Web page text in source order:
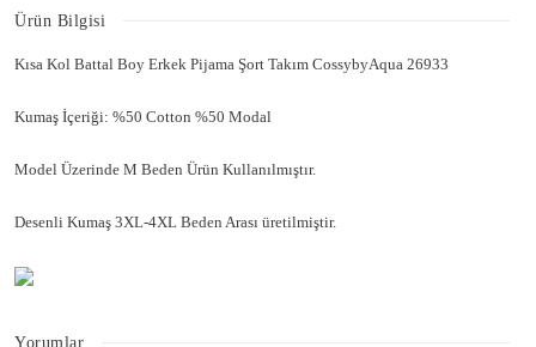
Ürün Bilgisi
Kısa Kol Battal Boy Erkek Pijama Şort Takım CossybyAqua 26933
Kumaş İçeriği: %50 Cotton %50 Modal
Model Üzerinde M Beden Ürün Kullanılmıştır.
Desenli Kumaş 3XL-4XL Beden Arası üretilmiştir.
Yorumlar